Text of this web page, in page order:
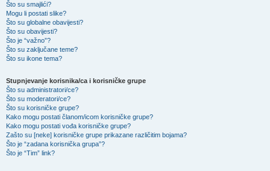
Što su smajlići?
Mogu li postati slike?
Što su globalne obavijesti?
Što su obavijesti?
Što je “važno”?
Što su zaključane teme?
Što su ikone tema?
Stupnjevanje korisnika/ca i korisničke grupe
Što su administratori/ce?
Što su moderatori/ce?
Što su korisničke grupe?
Kako mogu postati članom/icom korisničke grupe?
Kako mogu postati vođa korisničke grupe?
Zašto su [neke] korisničke grupe prikazane različitim bojama?
Što je “zadana korisnička grupa”?
Što je “Tim” link?